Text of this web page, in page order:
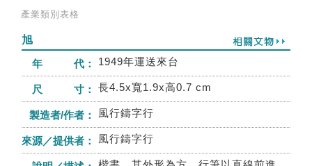
產業類別表格
旭
年 代：
1949年運送來台
尺 寸： 長4.5x寬1.9x高0.7 cm
製造者/作者： 風行鑄字行
來源／提供者： 風行鑄字行